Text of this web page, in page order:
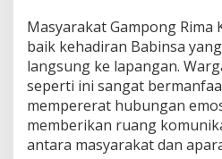
Masyarakat Gampong
baik kehadiran Babinsa
langsung ke lapangan.
seperti ini sangat
mempererat hubungan
memberikan ruang
antara masyarakat dan